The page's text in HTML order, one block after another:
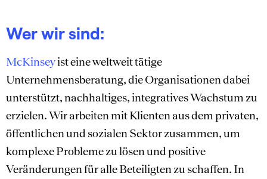
Wer wir sind:
McKinseyist eine weltweit tätige
Unternehmensberatung, die Organisationen dabei
unterstützt, nachhaltiges, integratives Wachstum zu
erzielen. Wir arbeiten mit Klienten aus dem privaten,
öffentlichen und sozialen Sektor zusammen, um
komplexe Probleme zu lösen und positive
Veränderungen für alle Beteiligten zu schaffen. In